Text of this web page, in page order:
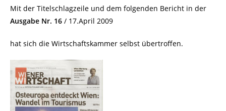
Mit der Titelschlagzeile und dem folgenden Bericht in der
Ausgabe Nr. 16 / 17.April 2009
hat sich die Wirtschaftskammer selbst übertroffen.